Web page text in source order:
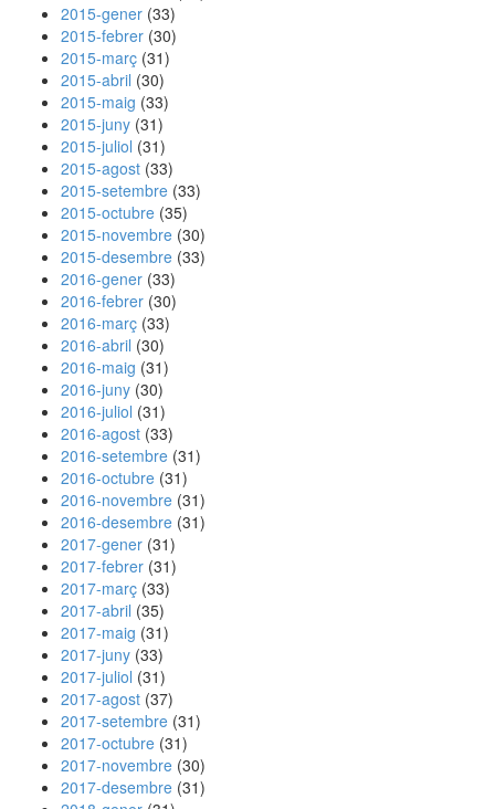
2015-gener (33)
2015-febrer (30)
2015-març (31)
2015-abril (30)
2015-maig (33)
2015-juny (31)
2015-juliol (31)
2015-agost (33)
2015-setembre (33)
2015-octubre (35)
2015-novembre (30)
2015-desembre (33)
2016-gener (33)
2016-febrer (30)
2016-març (33)
2016-abril (30)
2016-maig (31)
2016-juny (30)
2016-juliol (31)
2016-agost (33)
2016-setembre (31)
2016-octubre (31)
2016-novembre (31)
2016-desembre (31)
2017-gener (31)
2017-febrer (31)
2017-març (33)
2017-abril (35)
2017-maig (31)
2017-juny (33)
2017-juliol (31)
2017-agost (37)
2017-setembre (31)
2017-octubre (31)
2017-novembre (30)
2017-desembre (31)